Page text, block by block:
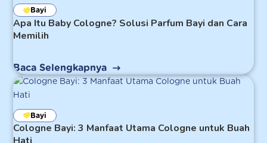
Apa Itu Baby Cologne? Solusi Parfum Bayi dan Cara
Memilih
Bayi
Baca Selengkapnya
Cologne Bayi: 3 Manfaat Utama Cologne untuk Buah
Bayi